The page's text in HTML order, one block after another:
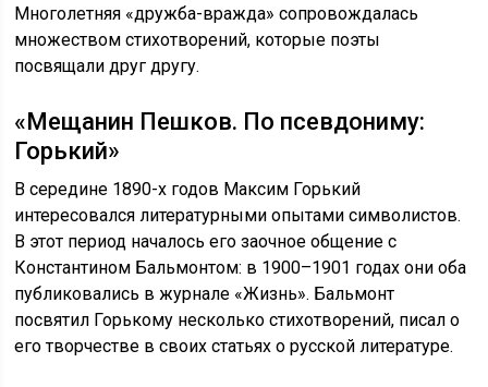
Многолетняя «дружба-вражда» сопровождалась
множеством стихотворений, которые поэты
посвящали друг другу.
«Мещанин Пешков. По псевдониму:
Горький»
В середине 1890-х годов Максим Горький
интересовался литературными опытами символистов.
В этот период началось его заочное общение с
Константином Бальмонтом: в 1900–1901 годах они оба
публиковались в журнале «Жизнь». Бальмонт
посвятил Горькому несколько стихотворений, писал о
его творчестве в своих статьях о русской литературе.